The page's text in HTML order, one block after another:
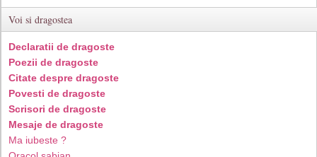
Voi si dragostea
Declaratii de dragoste
Poezii de dragoste
Citate despre dragoste
Povesti de dragoste
Scrisori de dragoste
Mesaje de dragoste
Ma iubeste ?